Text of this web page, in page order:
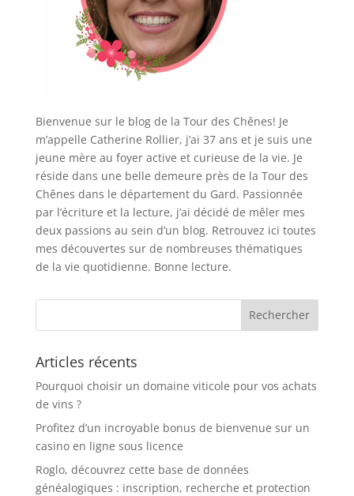
Bienvenue sur le blog de la Tour des Chênes! Je
m’appelle Catherine Rollier, j’ai 37 ans et je suis une
jeune mère au foyer active et curieuse de la vie. Je
réside dans une belle demeure près de la Tour des
Chênes dans le département du Gard. Passionnée
par l’écriture et la lecture, j’ai décidé de mêler mes
deux passions au sein d’un blog. Retrouvez ici toutes
mes découvertes sur de nombreuses thématiques
de la vie quotidienne. Bonne lecture.
Articles récents
Pourquoi choisir un domaine viticole pour vos achats
de vins ?
Profitez d’un incroyable bonus de bienvenue sur un
casino en ligne sous licence
Roglo, découvrez cette base de données
généalogiques : inscription, recherche et protection